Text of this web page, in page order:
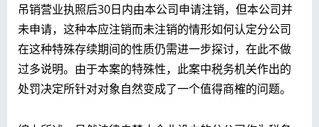
吊销营业执照后30日内由本公司申请注销，但本公司并
未申请，这种本应注销而未注销的情形如何认定分公司
在这种特殊存续期间的性质仍需进一步探讨，在此不做
过多说明。由于本案的特殊性，此案中税务机关作出的
处罚决定所针对对象自然变成了一个值得商榷的问题。